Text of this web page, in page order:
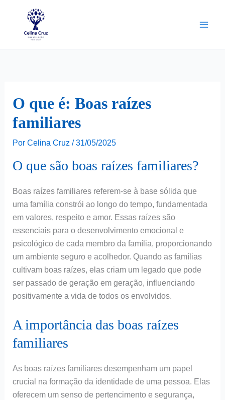
O que é: Boas raízes
familiares
Por Celina Cruz / 31/05/2025
O que são boas raízes familiares?
Boas raízes familiares referem-se à base sólida que
uma família constrói ao longo do tempo, fundamentada
em valores, respeito e amor. Essas raízes são
essenciais para o desenvolvimento emocional e
psicológico de cada membro da família, proporcionando
um ambiente seguro e acolhedor. Quando as famílias
cultivam boas raízes, elas criam um legado que pode
ser passado de geração em geração, influenciando
positivamente a vida de todos os envolvidos.
A importância das boas raízes
familiares
As boas raízes familiares desempenham um papel
crucial na formação da identidade de uma pessoa. Elas
oferecem um senso de pertencimento e segurança,